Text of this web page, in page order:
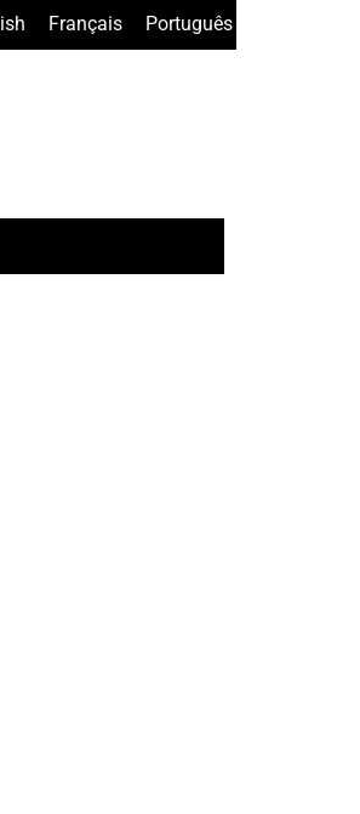
Français Português